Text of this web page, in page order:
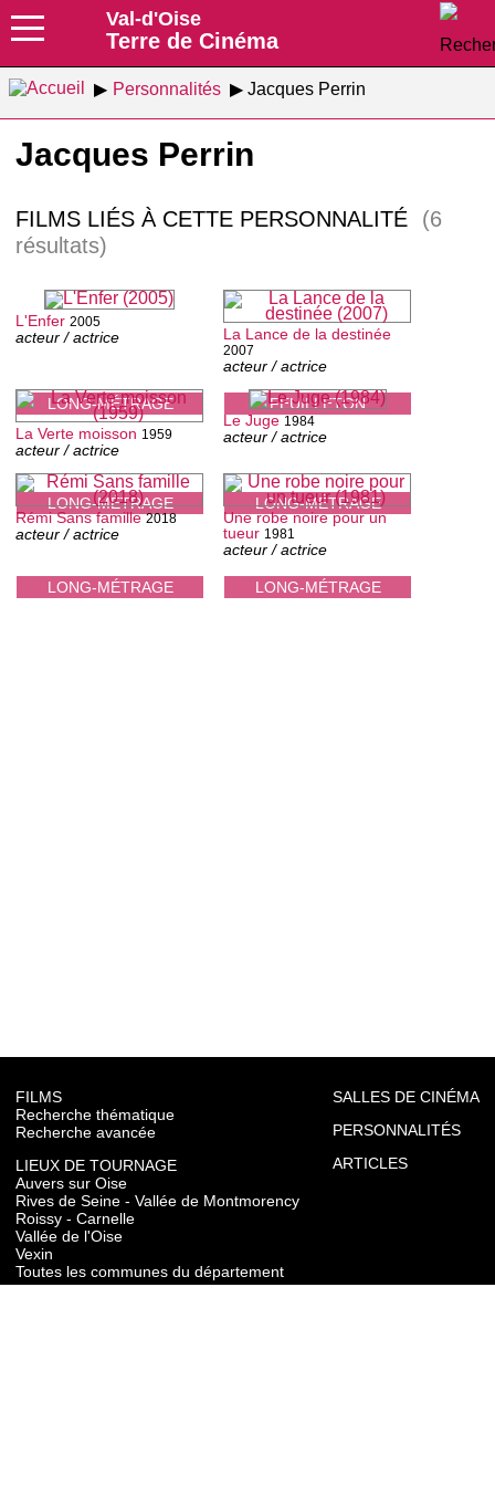
Val-d'Oise
Terre de Cinéma
Personnalités Jacques Perrin
Jacques Perrin
FILMS LIÉS À CETTE PERSONNALITÉ
(6
résultats)
LONG-MÉTRAGE
L'Enfer 2005
acteur / actrice
FEUILLETON
La Lance de la destinée
2007
acteur / actrice
LONG-MÉTRAGE
La Verte moisson 1959
acteur / actrice
LONG-MÉTRAGE
Le Juge 1984
acteur / actrice
LONG-MÉTRAGE
Rémi Sans famille 2018
acteur / actrice
LONG-MÉTRAGE
Une robe noire pour un
tueur 1981
acteur / actrice
FILMS
Recherche thématique
Recherche avancée
LIEUX DE TOURNAGE
Auvers sur Oise
Rives de Seine - Vallée de Montmorency
Roissy - Carnelle
Vallée de l'Oise
Vexin
Toutes les communes du département
SALLES DE CINÉMA
PERSONNALITÉS
ARTICLES